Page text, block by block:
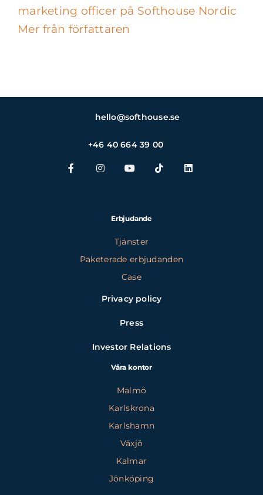
marketing officer på Softhouse Nordic
Mer från författaren
hello@softhouse.se
+46 40 664 39 00
Erbjudande
Tjänster
Paketerade erbjudanden
Case
Privacy policy
Press
Investor Relations
Våra kontor
Malmö
Karlskrona
Karlshamn
Växjö
Kalmar
Jönköping